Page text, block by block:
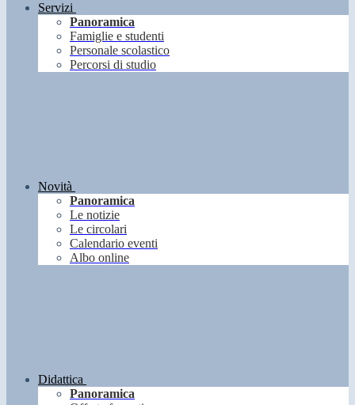
Servizi
Panoramica
Famiglie e studenti
Personale scolastico
Percorsi di studio
Novità
Panoramica
Le notizie
Le circolari
Calendario eventi
Albo online
Didattica
Panoramica